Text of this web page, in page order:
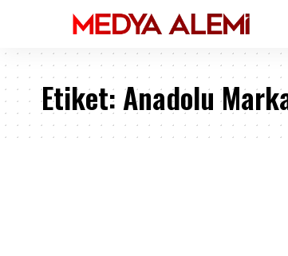
Etiket: Anadolu